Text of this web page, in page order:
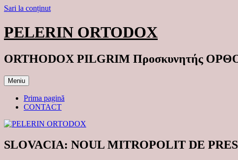
Sari la conținut
PELERIN ORTODOX
ORTHODOX PILGRIM Προσκυνητής
Meniu
Prima pagină
CONTACT
SLOVACIA: NOUL MITROPOLIT DE